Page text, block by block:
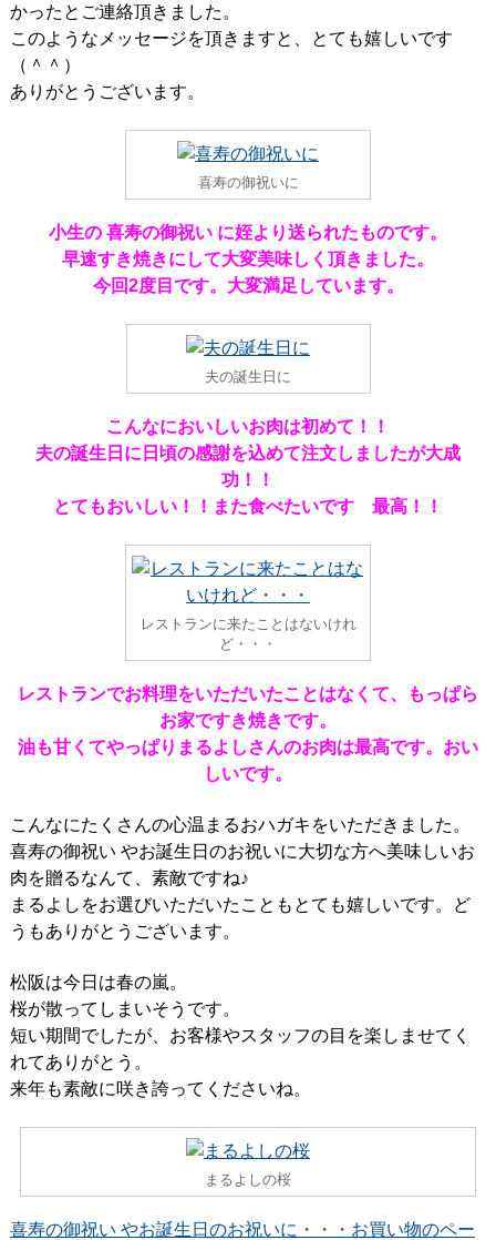
かったとご連絡頂きました。
このようなメッセージを頂きますと、とても嬉しいです
（＾＾）
ありがとうございます。
喜寿の御祝いに
小生の 喜寿の御祝い に姪より送られたものです。
早速すき焼きにして大変美味しく頂きました。
今回2度目です。大変満足しています。
夫の誕生日に
こんなにおいしいお肉は初めて！！
夫の誕生日に日頃の感謝を込めて注文しましたが大成
功！！
とてもおいしい！！また食べたいです 最高！！
レストランに来たことはないけれ
ど・・・
レストランでお料理をいただいたことはなくて、もっぱら
お家ですき焼きです。
油も甘くてやっぱりまるよしさんのお肉は最高です。おい
しいです。
こんなにたくさんの心温まるおハガキをいただきました。
喜寿の御祝い やお誕生日のお祝いに大切な方へ美味しいお
肉を贈るなんて、素敵ですね♪
まるよしをお選びいただいたこともとても嬉しいです。ど
うもありがとうございます。
松阪は今日は春の嵐。
桜が散ってしまいそうです。
短い期間でしたが、お客様やスタッフの目を楽しませてく
れてありがとう。
来年も素敵に咲き誇ってくださいね。
まるよしの桜
喜寿の御祝い やお誕生日のお祝いに・・・お買い物のペー